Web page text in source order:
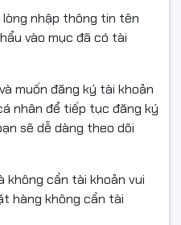
việc văn phòng hàng
và kỹ thuật chuyên
bạn chạy đa nhiệm
lo bị giật lag. Ổ cứng
trữ rộng lớn và tốc độ
Chống Chói
của ThinkPad T16
ảnh sắc nét, màu sắc
nghệ chống chói giúp
nhập thông tin tên
vào mục đã có tài
muốn đăng ký tài khoản
nhân để tiếp tục đăng ký
sẽ dễ dàng theo dõi
không cần tài khoản vui
hàng không cần tài